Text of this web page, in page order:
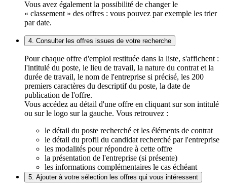
Vous avez également la possibilité de changer le
« classement » des offres : vous pouvez par exemple les trier
par date.
4. Consulter les offres issues de votre recherche
Pour chaque offre d'emploi restituée dans la liste, s'affichent :
l'intitulé du poste, le lieu de travail, la nature du contrat et la
durée de travail, le nom de l'entreprise si précisé, les 200
premiers caractères du descriptif du poste, la date de
publication de l'offre.
Vous accédez au détail d'une offre en cliquant sur son intitulé
ou sur le logo sur la gauche. Vous retrouvez :
le détail du poste recherché et les éléments de contrat
le détail du profil du candidat recherché par l'entreprise
les modalités pour répondre à cette offre
la présentation de l'entreprise (si présente)
les informations complémentaires le cas échéant
5. Ajouter à votre sélection les offres qui vous intéressent